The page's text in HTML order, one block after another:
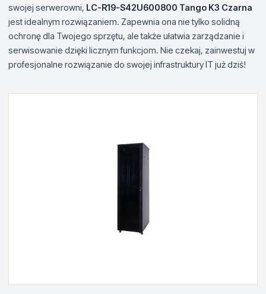
swojej serwerowni, LC-R19-S42U600800 Tango K3 Czarna
jest idealnym rozwiązaniem. Zapewnia ona nie tylko solidną
ochronę dla Twojego sprzętu, ale także ułatwia zarządzanie i
serwisowanie dzięki licznym funkcjom. Nie czekaj, zainwestuj w
profesjonalne rozwiązanie do swojej infrastruktury IT już dziś!